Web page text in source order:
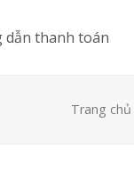
dẫn thanh toán
Trang chủ